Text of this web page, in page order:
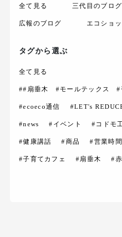
全て見る 三代目のブログ
広報のブログ エコショ
タグから選ぶ
全て見る
##扇垂木 #モールテックス #
#ecoeco通信 #LET's
#news #イベント #コドモ
#健康講話 #商品 #営業時間
#子育てカフェ #扇垂木 #